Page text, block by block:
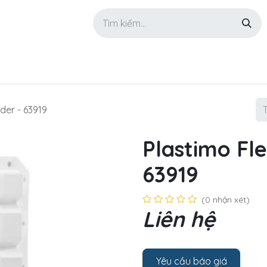
- 63919
Plastimo
63919
(0 nhận xét)
Liên hệ
Yêu cầu báo giá